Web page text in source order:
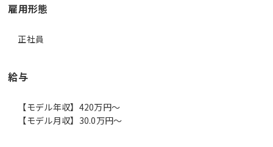
雇用形態
正社員
給与
【モデル年収】420万円〜
【モデル月収】30.0万円〜